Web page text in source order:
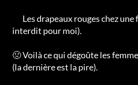
Les drapeaux rouges chez une
interdit pour moi).
🤢 Voilà ce qui dégoûte les
(la dernière est la pire).